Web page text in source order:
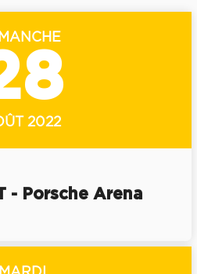
2022
- Porsche Arena